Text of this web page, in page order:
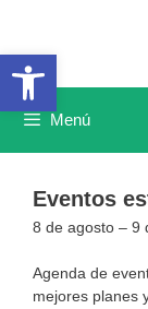
Abrir barra de
contenido
Menú
Eventos
8 de agosto – 9
Agenda de
mejores planes